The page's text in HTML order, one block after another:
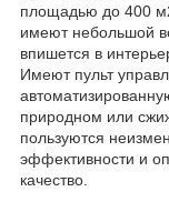
площадью до 400
имеют небольшой
впишется в
Имеют пульт
природном или
пользуются
эффективности и
качество.